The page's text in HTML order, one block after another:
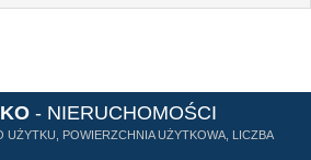
- NIERUCHOMOŚCI
UŻYTKU, POWIERZCHNIA UŻYTKOWA, LICZBA